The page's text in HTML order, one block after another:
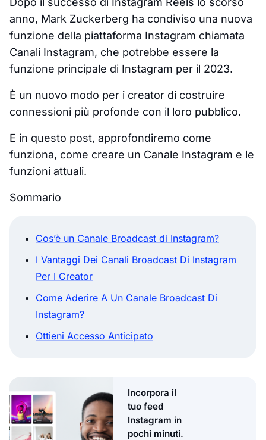
anno, Mark Zuckerberg ha condiviso una nuova
funzione della piattaforma Instagram chiamata
Canali Instagram, che potrebbe essere la
funzione principale di Instagram per il 2023.
È un nuovo modo per i creator di costruire
connessioni più profonde con il loro pubblico.
E in questo post, approfondiremo come
funziona, come creare un Canale Instagram e le
funzioni attuali.
Sommario
Cos’è un Canale Broadcast di Instagram?
I Vantaggi Dei Canali Broadcast Di Instagram
Per I Creator
Come Aderire A Un Canale Broadcast Di
Instagram?
Ottieni Accesso Anticipato
Incorpora il
tuo feed
Instagram in
pochi minuti.